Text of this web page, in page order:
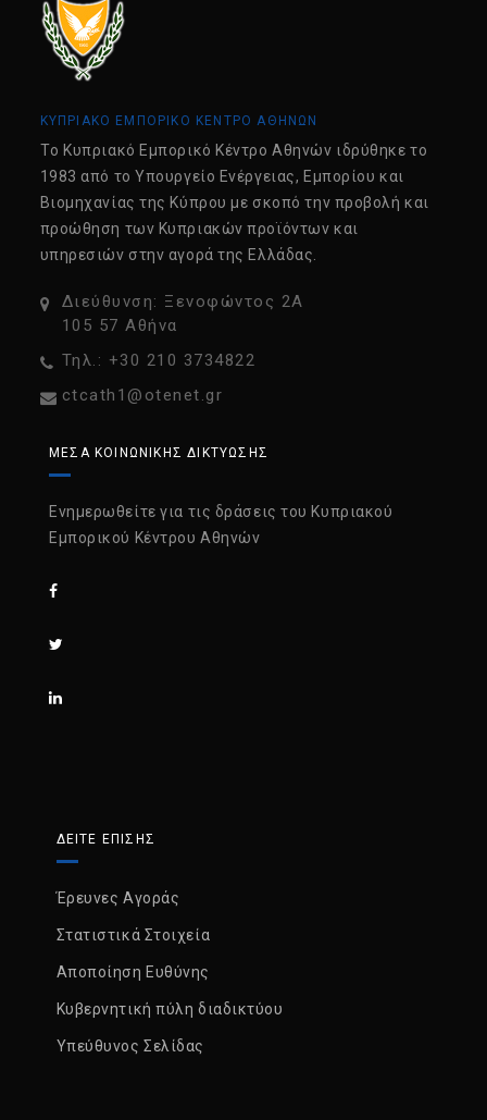
ΚΥΠΡΙΑΚΟ ΕΜΠΟΡΙΚΟ ΚΕΝΤΡΟ ΑΘΗΝΩΝ
Tο Κυπριακό Εμπορικό Κέντρο Αθηνών ιδρύθηκε το
1983 από το Υπουργείο Ενέργειας, Εμπορίου και
Βιομηχανίας της Κύπρου με σκοπό την προβολή και
προώθηση των Κυπριακών προϊόντων και
υπηρεσιών στην αγορά της Ελλάδας.
Διεύθυνση: Ξενοφώντος 2Α
105 57 Αθήνα
Τηλ.: +30 210 3734822
ctcath1@otenet.gr
ΜΈΣΑ ΚΟΙΝΩΝΙΚΉΣ ΔΙΚΤΎΩΣΗΣ
Ενημερωθείτε για τις δράσεις του Κυπριακού
Εμπορικού Κέντρου Αθηνών
ΔΕΙΤΕ ΕΠΙΣΗΣ
Έρευνες Αγοράς
Στατιστικά Στοιχεία
Αποποίηση Ευθύνης
Κυβερνητική πύλη διαδικτύου
Υπεύθυνος Σελίδας